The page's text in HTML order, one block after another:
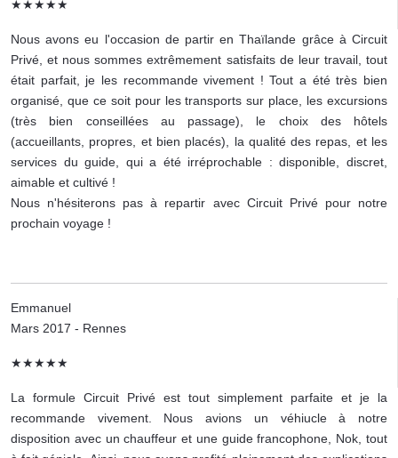
★★★★★
Nous avons eu l'occasion de partir en Thaïlande grâce à Circuit
Privé, et nous sommes extrêmement satisfaits de leur travail, tout
était parfait, je les recommande vivement ! Tout a été très bien
organisé, que ce soit pour les transports sur place, les excursions
(très bien conseillées au passage), le choix des hôtels
(accueillants, propres, et bien placés), la qualité des repas, et les
services du guide, qui a été irréprochable : disponible, discret,
aimable et cultivé !
Nous n'hésiterons pas à repartir avec Circuit Privé pour notre
prochain voyage !
Emmanuel
Mars 2017 - Rennes
★★★★★
La formule Circuit Privé est tout simplement parfaite et je la
recommande vivement. Nous avions un véhiucle à notre
disposition avec un chauffeur et une guide francophone, Nok, tout